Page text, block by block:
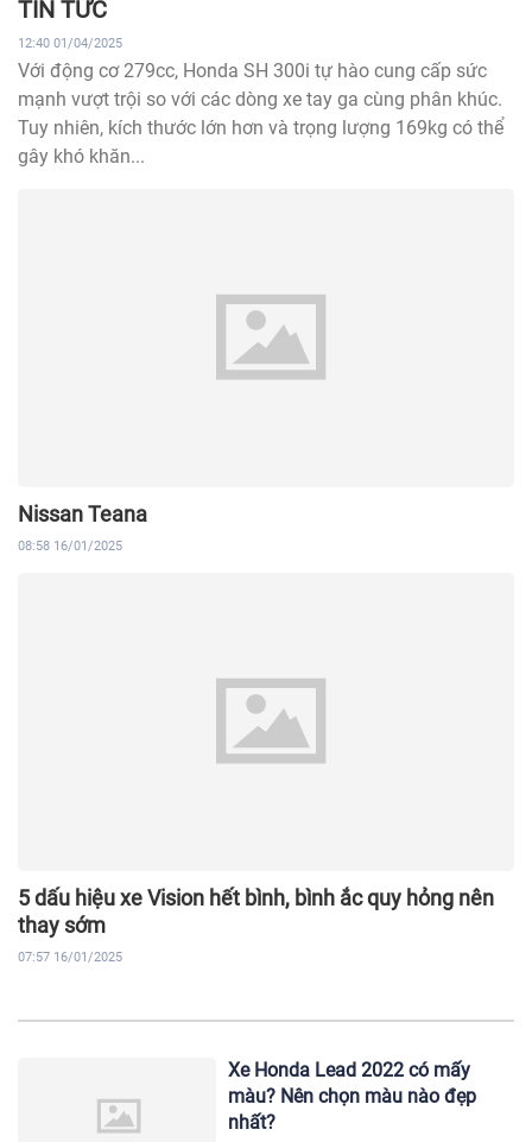
TIN TỨC
12:40 01/04/2025
Với động cơ 279cc, Honda SH 300i tự hào cung cấp sức
mạnh vượt trội so với các dòng xe tay ga cùng phân khúc.
Tuy nhiên, kích thước lớn hơn và trọng lượng 169kg có thể
gây khó khăn...
Nissan Teana
08:58 16/01/2025
5 dấu hiệu xe Vision hết bình, bình ắc quy hỏng nên
thay sớm
07:57 16/01/2025
Xe Honda Lead 2022 có mấy
màu? Nên chọn màu nào đẹp
nhất?